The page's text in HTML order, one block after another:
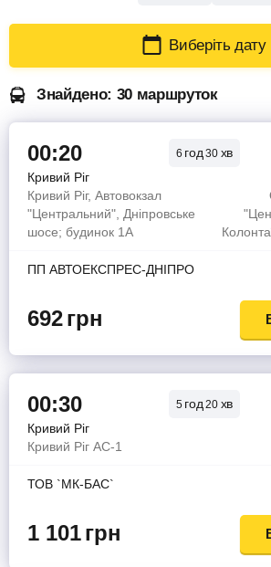
Виберіть дату
Знайдено: 30 маршруток
00:20 6 год30 хв
Кривий Ріг
Кривий Ріг, Автовокзал
"Центральний", Дніпровське
шосе; будинок 1А
ПП АВТОЕКСПРЕС-ДНІПРО
692грн
00:30 5 год20 хв
Кривий Ріг
Кривий Ріг АС-1
ТОВ `МК-БАС`
1 101грн